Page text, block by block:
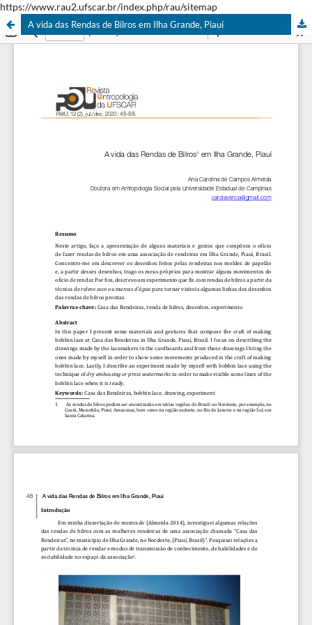
https://www.rau2.ufscar.br/index.php/rau/sitemap
A vida das Rendas de Bilros em Ilha Grande, Piauí